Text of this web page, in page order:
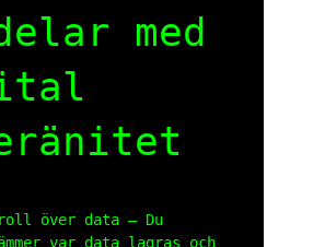
med
över data – Du
var data lagras och